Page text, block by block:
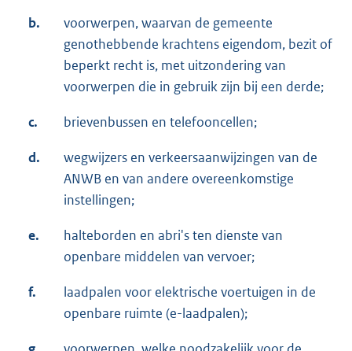
b.
voorwerpen, waarvan de gemeente
genothebbende krachtens eigendom, bezit of
beperkt recht is, met uitzondering van
voorwerpen die in gebruik zijn bij een derde;
c. brievenbussen en telefooncellen;
d.
wegwijzers en verkeersaanwijzingen van de
ANWB en van andere overeenkomstige
instellingen;
e.
halteborden en abri's ten dienste van
openbare middelen van vervoer;
f.
laadpalen voor elektrische voertuigen in de
openbare ruimte (e-laadpalen);